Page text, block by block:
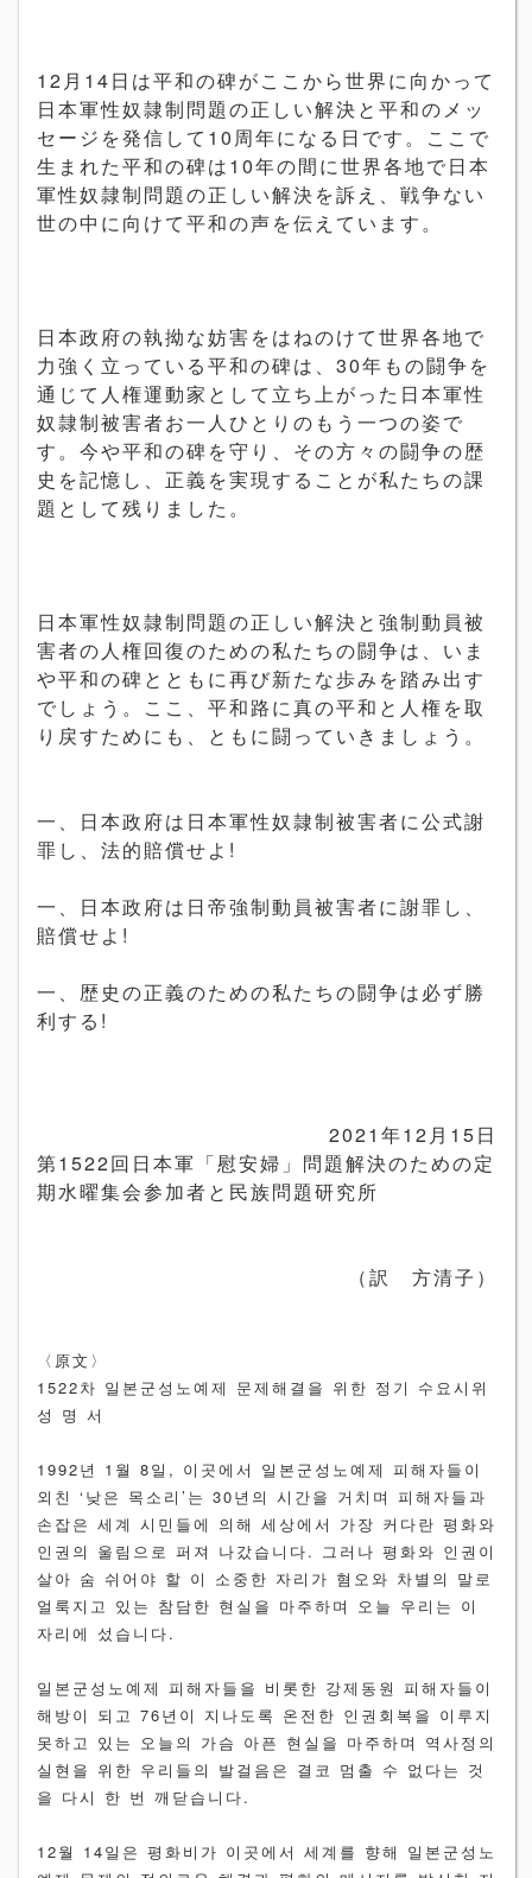
12月14日は平和の碑がここから世界に向かって
日本軍性奴隷制問題の正しい解決と平和のメッ
セージを発信して10周年になる日です。ここで
生まれた平和の碑は10年の間に世界各地で日本
軍性奴隷制問題の正しい解決を訴え、戦争ない
世の中に向けて平和の声を伝えています。
日本政府の執拗な妨害をはねのけて世界各地で
力強く立っている平和の碑は、30年もの闘争を
通じて人権運動家として立ち上がった日本軍性
奴隷制被害者お一人ひとりのもう一つの姿で
す。今や平和の碑を守り、その方々の闘争の歴
史を記憶し、正義を実現することが私たちの課
題として残りました。
日本軍性奴隷制問題の正しい解決と強制動員被
害者の人権回復のための私たちの闘争は、いま
や平和の碑とともに再び新たな歩みを踏み出す
でしょう。ここ、平和路に真の平和と人権を取
り戻すためにも、ともに闘っていきましょう。
一、日本政府は日本軍性奴隷制被害者に公式謝
罪し、法的賠償せよ!
一、日本政府は日帝強制動員被害者に謝罪し、
賠償せよ!
一、歴史の正義のための私たちの闘争は必ず勝
利する!
2021年12月15日
第1522回日本軍「慰安婦」問題解決のための定
期水曜集会参加者と民族問題研究所
（訳 方清子）
〈原文〉
1522차 일본군성노예제 문제해결을 위한 정기 수요시위
성 명 서
1992년 1월 8일, 이곳에서 일본군성노예제 피해자들이
외친 ‘낮은 목소리’는 30년의 시간을 거치며 피해자들과
손잡은 세계 시민들에 의해 세상에서 가장 커다란 평화와
인권의 울림으로 퍼져 나갔습니다. 그러나 평화와 인권이
살아 숨 쉬어야 할 이 소중한 자리가 혐오와 차별의 말로
얼룩지고 있는 참담한 현실을 마주하며 오늘 우리는 이
자리에 섰습니다.
일본군성노예제 피해자들을 비롯한 강제동원 피해자들이
해방이 되고 76년이 지나도록 온전한 인권회복을 이루지
못하고 있는 오늘의 가슴 아픈 현실을 마주하며 역사정의
실현을 위한 우리들의 발걸음은 결코 멈출 수 없다는 것
을 다시 한 번 깨닫습니다.
12월 14일은 평화비가 이곳에서 세계를 향해 일본군성노